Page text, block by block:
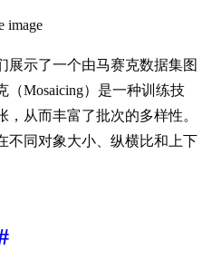
展示了一个由马赛克数据集图
Mosaicing）是一种训练技
从而丰富了批次的多样性。
不同对象大小、纵横比和上下